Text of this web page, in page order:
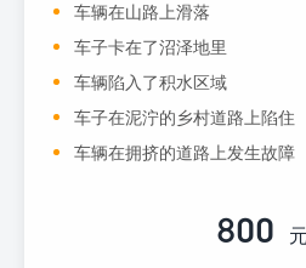
车辆在山路上滑落
车子卡在了沼泽地里
车辆陷入了积水区域
车子在泥泞的乡村道路上陷住
车辆在拥挤的道路上发生故障
800